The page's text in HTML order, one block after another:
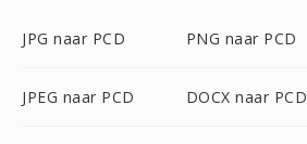
JPG naar PCD PNG naar PCD
JPEG naar PCD DOCX naar PCD